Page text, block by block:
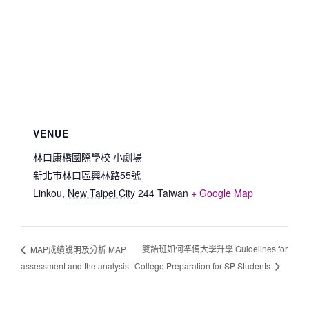
VENUE
林口康橋國際學校 小劇場
新北市林口區興林路55號
Linkou, New Taipei City 244 Taiwan + Google Map
MAP成績說明及分析 MAP
assessment and the analysis
雙語班如何準備大學升學 Guidelines for
College Preparation for SP Students